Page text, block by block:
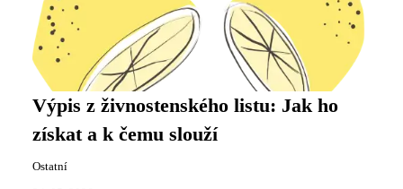
Výpis z živnostenského listu: Jak ho
získat a k čemu slouží
Ostatní